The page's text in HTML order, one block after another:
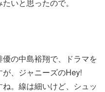
いと思ったので。
の中島裕翔で、ドラマを
、ジャニーズのHey!
。線は細いけど、シュッ